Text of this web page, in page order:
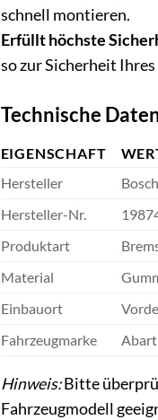
schnell montieren.
Erfüllt höchste
so zur Sicherheit Ihres
Technische
EIGENSCHAFT
Hersteller
Bosch
Hersteller-Nr.
Produktart
Material
Einbauort
Fahrzeugmarke
Hinweis:Bitte
Fahrzeugmodell